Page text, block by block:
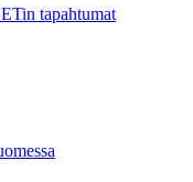
tapahtumat